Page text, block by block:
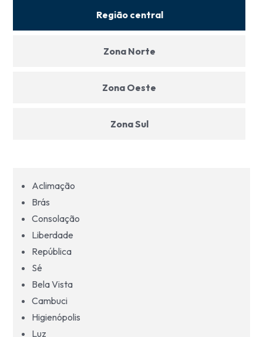
Região central
Zona Norte
Zona Oeste
Zona Sul
Aclimação
Brás
Consolação
Liberdade
República
Sé
Bela Vista
Cambuci
Higienópolis
Luz